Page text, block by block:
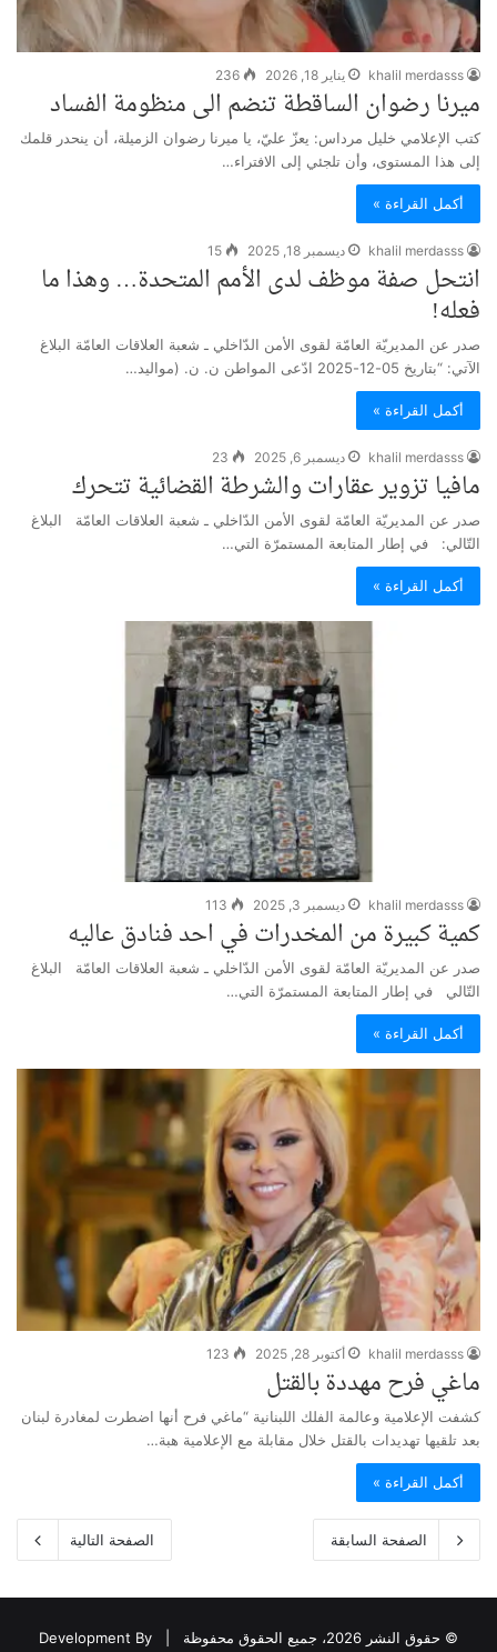
khalil merdasss يناير 18, 2026 236
ميرنا رضوان الساقطة تنضم الى منظومة الفساد
كتب الإعلامي خليل مرداس: يعزّ عليّ، يا ميرنا رضوان الزميلة، أن ينحدر قلمك
إلى هذا المستوى، وأن تلجئي إلى الافتراء…
أكمل القراءة »
khalil merdasss ديسمبر 18, 2025 15
انتحل صفة موظف لدى الأمم المتحدة… وهذا ما
فعله!
صدر عن المديريّة العامّة لقوى الأمن الدّاخلي ـ شعبة العلاقات العامّة البلاغ
الآتي: “بتاريخ 05-12-2025 ادّعى المواطن ن. ن. (مواليد…
أكمل القراءة »
khalil merdasss ديسمبر 6, 2025 23
مافيا تزوير عقارات والشرطة القضائية تتحرك
صدر عن المديريّة العامّة لقوى الأمن الدّاخلي ـ شعبة العلاقات العامّة البلاغ
التّالي: في إطار المتابعة المستمرّة التي…
أكمل القراءة »
khalil merdasss ديسمبر 3, 2025 113
كمية كبيرة من المخدرات في احد فنادق عاليه
صدر عن المديريّة العامّة لقوى الأمن الدّاخلي ـ شعبة العلاقات العامّة البلاغ
التّالي في إطار المتابعة المستمرّة التي…
أكمل القراءة »
khalil merdasss أكتوبر 28, 2025 123
ماغي فرح مهددة بالقتل
كشفت الإعلامية وعالمة الفلك اللبنانية “ماغي فرح أنها اضطرت لمغادرة لبنان
بعد تلقيها تهديدات بالقتل خلال مقابلة مع الإعلامية هبة…
أكمل القراءة »
الصفحة السابقة الصفحة التالية
© حقوق النشر 2026، جميع الحقوق محفوظة | Development By